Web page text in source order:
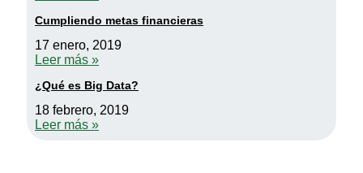
Cumpliendo metas financieras
17 enero, 2019
Leer más »
¿Qué es Big Data?
18 febrero, 2019
Leer más »